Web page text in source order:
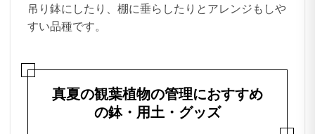
吊り鉢にしたり、棚に垂らしたりとアレンジもしや
すい品種です。
真夏の観葉植物の管理におすすめ
の鉢・用土・グッズ